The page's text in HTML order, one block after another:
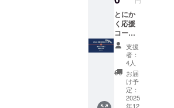
州みか
ん（和
歌山県
産） 内
容量：
180ml×
3本 賞
味期
限：ラ
ベルに
記載 保
揃って
おりま
すので
皆様で
お料理
してい
ただけ
ます。
寝具と
オリジ
ナル作
内容】
・また
たびさ
んのポ
スト
カード
で、心
を込め
たお礼
のメッ
セージ
とにか
く応援
コー
ス！温
かなご
支援に
感謝し
ます。
支援の
証とし
支援
者：
4人
お届
け予
定：
2025
年12